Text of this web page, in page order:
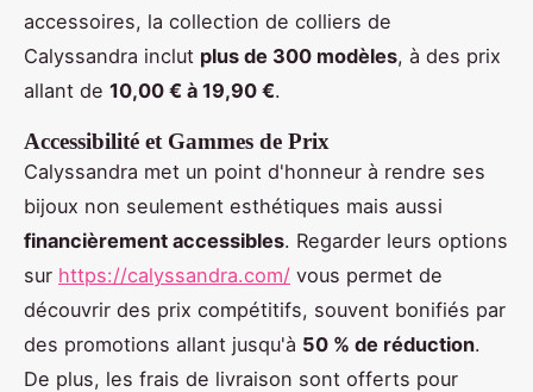
accessoires, la collection de colliers de
Calyssandra inclut plus de 300 modèles, à des prix
allant de 10,00 € à 19,90 €.
Accessibilité et Gammes de Prix
Calyssandra met un point d'honneur à rendre ses
bijoux non seulement esthétiques mais aussi
financièrement accessibles. Regarder leurs options
sur https://calyssandra.com/ vous permet de
découvrir des prix compétitifs, souvent bonifiés par
des promotions allant jusqu'à 50 % de réduction.
De plus, les frais de livraison sont offerts pour